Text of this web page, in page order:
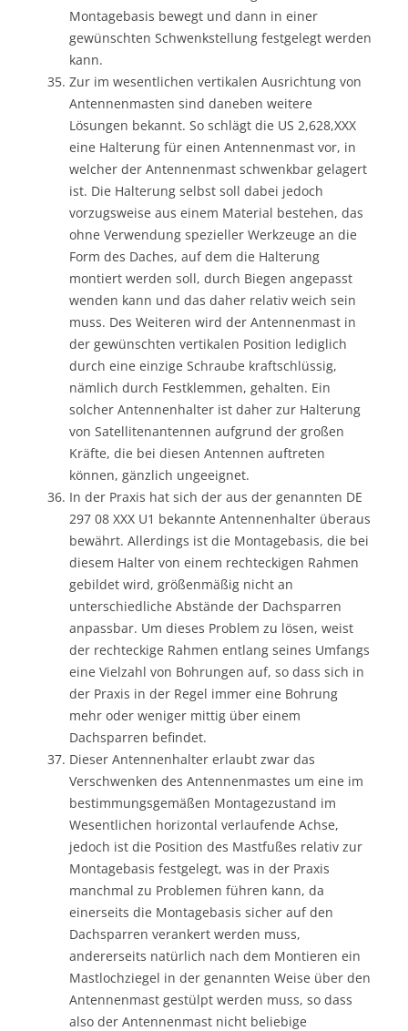
Montagebasis bewegt und dann in einer
gewünschten Schwenkstellung festgelegt werden
kann.
Zur im wesentlichen vertikalen Ausrichtung von
Antennenmasten sind daneben weitere
Lösungen bekannt. So schlägt die US 2,628,XXX
eine Halterung für einen Antennenmast vor, in
welcher der Antennenmast schwenkbar gelagert
ist. Die Halterung selbst soll dabei jedoch
vorzugsweise aus einem Material bestehen, das
ohne Verwendung spezieller Werkzeuge an die
Form des Daches, auf dem die Halterung
montiert werden soll, durch Biegen angepasst
wenden kann und das daher relativ weich sein
muss. Des Weiteren wird der Antennenmast in
der gewünschten vertikalen Position lediglich
durch eine einzige Schraube kraftschlüssig,
nämlich durch Festklemmen, gehalten. Ein
solcher Antennenhalter ist daher zur Halterung
von Satellitenantennen aufgrund der großen
Kräfte, die bei diesen Antennen auftreten
können, gänzlich ungeeignet.
In der Praxis hat sich der aus der genannten DE
297 08 XXX U1 bekannte Antennenhalter überaus
bewährt. Allerdings ist die Montagebasis, die bei
diesem Halter von einem rechteckigen Rahmen
gebildet wird, größenmäßig nicht an
unterschiedliche Abstände der Dachsparren
anpassbar. Um dieses Problem zu lösen, weist
der rechteckige Rahmen entlang seines Umfangs
eine Vielzahl von Bohrungen auf, so dass sich in
der Praxis in der Regel immer eine Bohrung
mehr oder weniger mittig über einem
Dachsparren befindet.
Dieser Antennenhalter erlaubt zwar das
Verschwenken des Antennenmastes um eine im
bestimmungsgemäßen Montagezustand im
Wesentlichen horizontal verlaufende Achse,
jedoch ist die Position des Mastfußes relativ zur
Montagebasis festgelegt, was in der Praxis
manchmal zu Problemen führen kann, da
einerseits die Montagebasis sicher auf den
Dachsparren verankert werden muss,
andererseits natürlich nach dem Montieren ein
Mastlochziegel in der genannten Weise über den
Antennenmast gestülpt werden muss, so dass
also der Antennenmast nicht beliebige